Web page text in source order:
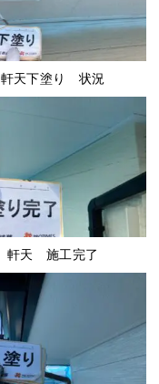
軒天下塗り 状況
軒天 施工完了